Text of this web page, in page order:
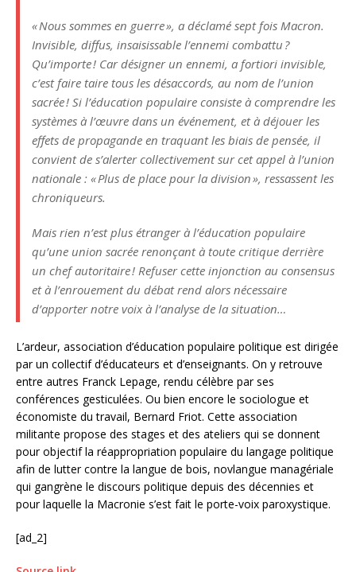
«Nous sommes en guerre», a déclamé sept fois Macron.
Invisible, diffus, insaisissable l’ennemi combattu ?
Qu’importe! Car désigner un ennemi, a fortiori invisible,
c’est faire taire tous les désaccords, au nom de l’union
sacrée! Si l’éducation populaire consiste à comprendre les
systèmes à l’œuvre dans un événement, et à déjouer les
effets de propagande en traquant les biais de pensée, il
convient de s’alerter collectivement sur cet appel à l’union
nationale : «Plus de place pour la division», ressassent les
chroniqueurs.
Mais rien n’est plus étranger à l’éducation populaire
qu’une union sacrée renonçant à toute critique derrière
un chef autoritaire! Refuser cette injonction au consensus
et à l’enrouement du débat rend alors nécessaire
d’apporter notre voix à l’analyse de la situation…
L’ardeur, association d’éducation populaire politique est dirigée
par un collectif d’éducateurs et d’enseignants. On y retrouve
entre autres Franck Lepage, rendu célèbre par ses
conférences gesticulées. Ou bien encore le sociologue et
économiste du travail, Bernard Friot. Cette association
militante propose des stages et des ateliers qui se donnent
pour objectif la réappropriation populaire du langage politique
afin de lutter contre la langue de bois, novlangue managériale
qui gangrène le discours politique depuis des décennies et
pour laquelle la Macronie s’est fait le porte-voix paroxystique.
[ad_2]